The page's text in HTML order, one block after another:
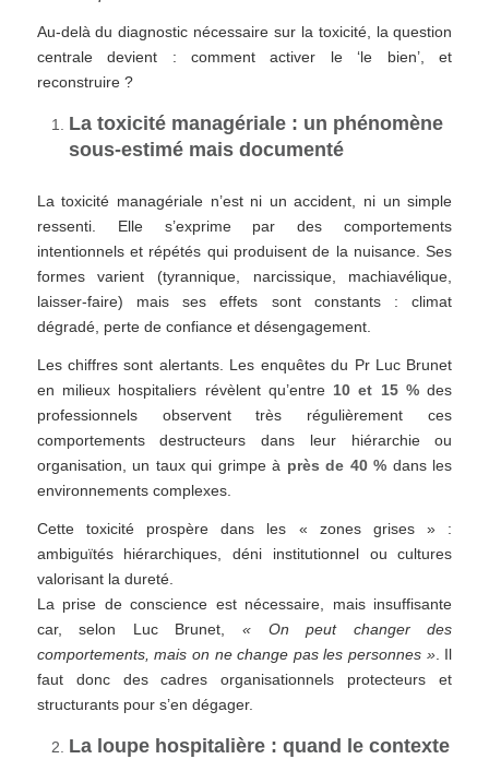
Au-delà du diagnostic nécessaire sur la toxicité, la question
centrale devient : comment activer le ‘le bien’, et
reconstruire ?
La toxicité managériale : un phénomène
sous-estimé mais documenté
La toxicité managériale n’est ni un accident, ni un simple
ressenti. Elle s’exprime par des comportements
intentionnels et répétés qui produisent de la nuisance. Ses
formes varient (tyrannique, narcissique, machiavélique,
laisser-faire) mais ses effets sont constants : climat
dégradé, perte de confiance et désengagement.
Les chiffres sont alertants. Les enquêtes du Pr Luc Brunet
en milieux hospitaliers révèlent qu’entre 10 et 15 % des
professionnels observent très régulièrement ces
comportements destructeurs dans leur hiérarchie ou
organisation, un taux qui grimpe à près de 40 % dans les
environnements complexes.
Cette toxicité prospère dans les « zones grises » :
ambiguïtés hiérarchiques, déni institutionnel ou cultures
valorisant la dureté.
La prise de conscience est nécessaire, mais insuffisante
car, selon Luc Brunet, « On peut changer des
comportements, mais on ne change pas les personnes ». Il
faut donc des cadres organisationnels protecteurs et
structurants pour s’en dégager.
La loupe hospitalière : quand le contexte